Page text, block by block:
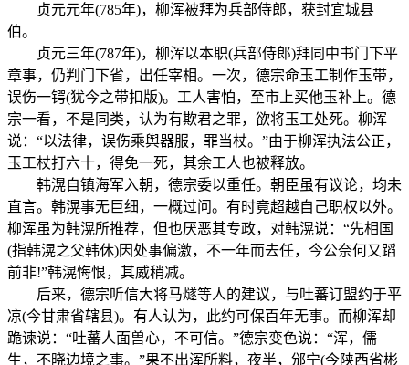
贞元元年(785年)，柳浑被拜为兵部侍郎，获封宜城县
伯。
贞元三年(787年)，柳浑以本职(兵部侍郎)拜同中书门下平
章事，仍判门下省，出任宰相。一次，德宗命玉工制作玉带，
误伤一锷(犹今之带扣版)。工人害怕，至市上买他玉补上。德
宗一看，不是同类，认为有欺君之罪，欲将玉工处死。柳浑
说：“以法律，误伤乘舆器服，罪当杖。”由于柳浑执法公正，
玉工杖打六十，得免一死，其余工人也被释放。
韩滉自镇海军入朝，德宗委以重任。朝臣虽有议论，均未
直言。韩滉事无巨细，一概过问。有时竟超越自己职权以外。
柳浑虽为韩滉所推荐，但也厌恶其专政，对韩滉说：“先相国
(指韩滉之父韩休)因处事偏激，不一年而去任，今公奈何又蹈
前非!”韩滉悔恨，其威稍减。
后来，德宗听信大将马燧等人的建议，与吐蕃订盟约于平
凉(今甘肃省辖县)。有人认为，此约可保百年无事。而柳浑却
跪谏说：“吐蕃人面兽心，不可信。”德宗变色说：“浑，儒
生，不晓边境之事。”果不出浑所料，夜半，邠宁(今陕西省彬